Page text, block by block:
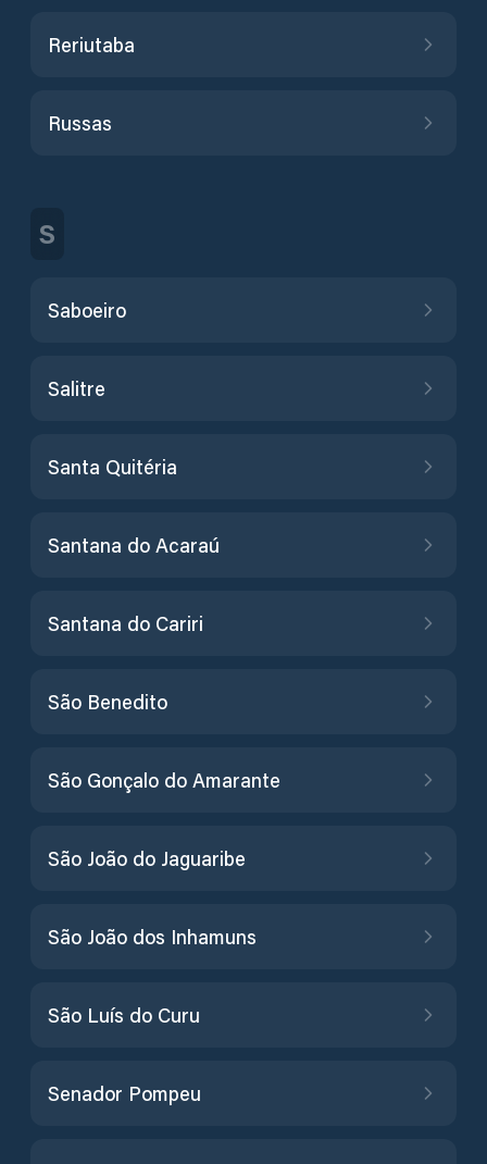
Reriutaba
Russas
S
Saboeiro
Salitre
Santa Quitéria
Santana do Acaraú
Santana do Cariri
São Benedito
São Gonçalo do Amarante
São João do Jaguaribe
São João dos Inhamuns
São Luís do Curu
Senador Pompeu